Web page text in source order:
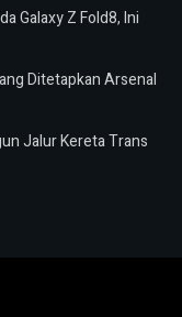
Galaxy Z Fold8, Ini
Ditetapkan Arsenal
Jalur Kereta Trans